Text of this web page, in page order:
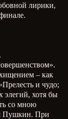
лирики,
– как
и чудо;
элегий, хотя бы
со мною
Пушкин. При